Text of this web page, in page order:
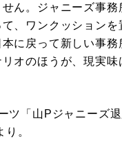
ん。ジャニーズ事務
、ワンクッションを
本に戻って新しい事務
オのほうが、現実味
ツ「山Pジャニーズ退
り。